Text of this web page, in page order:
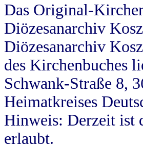
Das Original-
Diözesanarchiv
Diözesanarchiv
des Kirchenbuches
Schwank-Straße 8,
Heimatkreises
Hinweis: Derzeit ist
erlaubt.